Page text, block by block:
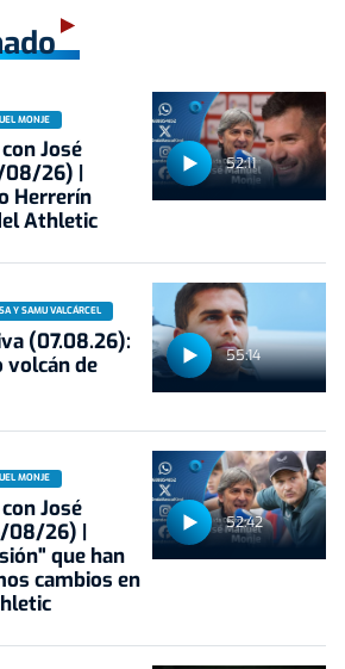
52:11
MONJE
José
08/26) |
Herrerín
Athletic
55:14
Y SAMU VALCÁRCEL
(07.08.26):
volcán de
52:42
MONJE
José
08/26) |
que han
cambios en